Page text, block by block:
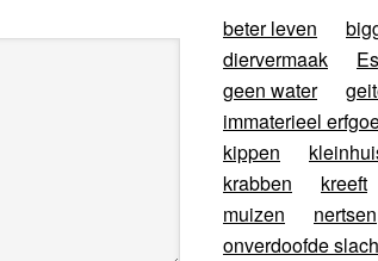
beter leven
diervermaak
geen water
immaterieel
kippen
krabben
kreeft
muizen
nertsen
onverdoofde